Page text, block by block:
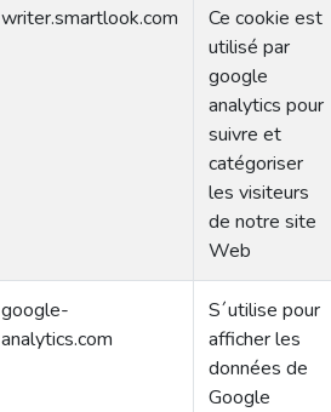
writer.smartlook.com
Ce cookie est
utilisé par
google
analytics pour
suivre et
catégoriser
les visiteurs
de notre site
Web
google-
analytics.com
S´utilise pour
afficher les
données de
Google